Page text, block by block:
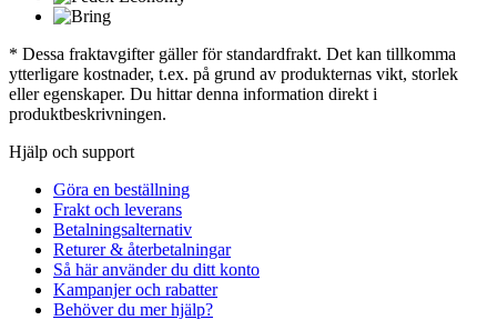
* Dessa fraktavgifter gäller för standardfrakt. Det kan tillkomma
ytterligare kostnader, t.ex. på grund av produkternas vikt, storlek
eller egenskaper. Du hittar denna information direkt i
produktbeskrivningen.
Hjälp och support
Göra en beställning
Frakt och leverans
Betalningsalternativ
Returer & återbetalningar
Så här använder du ditt konto
Kampanjer och rabatter
Behöver du mer hjälp?